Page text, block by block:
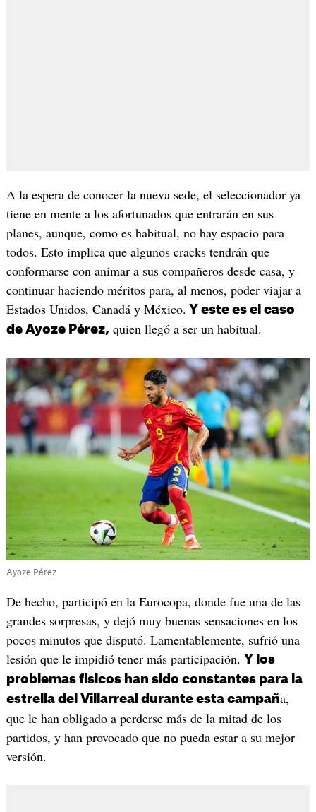
A la espera de conocer la nueva sede, el seleccionador ya
tiene en mente a los afortunados que entrarán en sus
planes, aunque, como es habitual, no hay espacio para
todos. Esto implica que algunos cracks tendrán que
conformarse con animar a sus compañeros desde casa, y
continuar haciendo méritos para, al menos, poder viajar a
Estados Unidos, Canadá y México. Y este es el caso
de Ayoze Pérez, quien llegó a ser un habitual.
Ayoze Pérez
De hecho, participó en la Eurocopa, donde fue una de las
grandes sorpresas, y dejó muy buenas sensaciones en los
pocos minutos que disputó. Lamentablemente, sufrió una
lesión que le impidió tener más participación. Y los
problemas físicos han sido constantes para la
estrella del Villarreal durante esta campaña,
que le han obligado a perderse más de la mitad de los
partidos, y han provocado que no pueda estar a su mejor
versión.